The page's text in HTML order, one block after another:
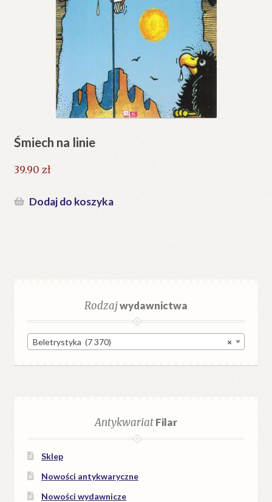
Śmiech na linie
39.90 zł
Dodaj do koszyka
Rodzajwydawnictwa
×
Beletrystyka (7 370)
AntykwariatFilar
Sklep
Nowości antykwaryczne
Nowości wydawnicze